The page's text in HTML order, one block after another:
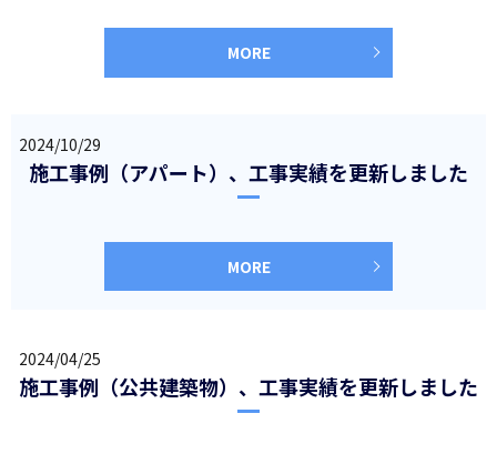
MORE
2024/10/29
施工事例（アパート）、工事実績を更新しました
MORE
2024/04/25
施工事例（公共建築物）、工事実績を更新しました